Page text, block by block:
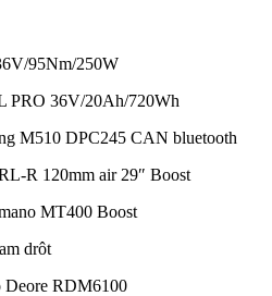
95Nm/250W
PRO 36V/20Ah/720Wh
M510 DPC245 CAN bluetooth
R 120mm air 29″ Boost
MT400 Boost
drôt
Deore RDM6100